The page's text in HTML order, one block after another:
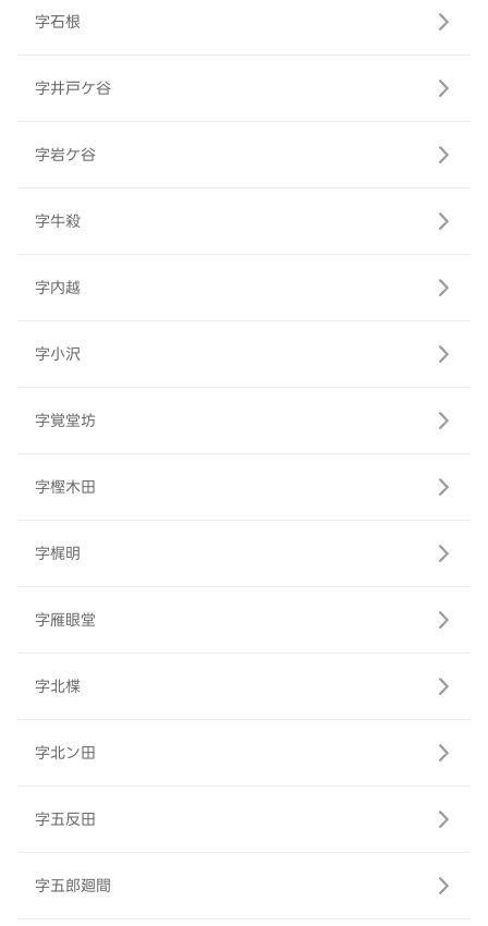
字石根
字井戸ケ谷
字岩ケ谷
字牛殺
字内越
字小沢
字覚堂坊
字樫木田
字梶明
字雁眼堂
字北楪
字北ン田
字五反田
字五郎廻間